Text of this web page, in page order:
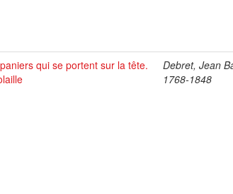
qui se portent sur la tête.
Debret, Jean
1768-1848